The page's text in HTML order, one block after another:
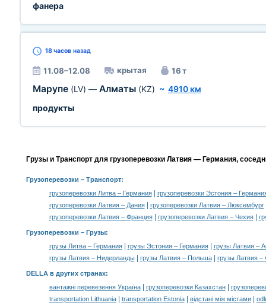
фанера
18 часов назад
11.08–12.08 крытая 16 т
Марупе (LV) — Алматы (KZ) ~ 4910 км
продукты
Грузы и Транспорт для грузоперевозки Латвия — Германия,
Грузоперевозки – Транспорт:
грузоперевозки Литва – Германия|
грузоперевозки Эстония –
грузоперевозки Латвия – Дания| грузоперевозки Латвия – Люксембург
грузоперевозки Латвия – Франция| грузоперевозки Латвия – Чехия|
Грузоперевозки – Грузы:
грузы Литва – Германия| грузы Эстония – Германия|
грузы Латвия –
грузы Латвия – Нидерланды| грузы Латвия – Польша| грузы Латвия –
DELLA в других странах:
вантажні перевезення Україна| грузоперевозки Казахстан|
transportation Lithuania| transportation Estonia| відстані між містами|